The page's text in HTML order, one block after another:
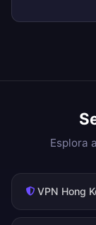
Esplora
VPN Hong